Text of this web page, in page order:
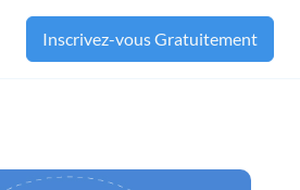
Inscrivez-vous Gratuitement